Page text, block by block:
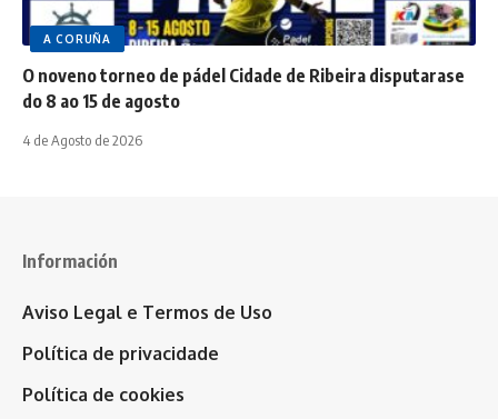
A CORUÑA
O noveno torneo de pádel Cidade de Ribeira disputarase
do 8 ao 15 de agosto
4 de Agosto de 2026
Información
Aviso Legal e Termos de Uso
Política de privacidade
Política de cookies